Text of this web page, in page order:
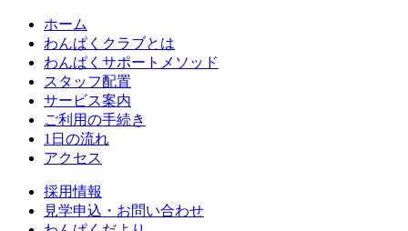
ホーム
わんぱくクラブとは
わんぱくサポートメソッド
スタッフ配置
サービス案内
ご利用の手続き
1日の流れ
アクセス
採用情報
見学申込・お問い合わせ